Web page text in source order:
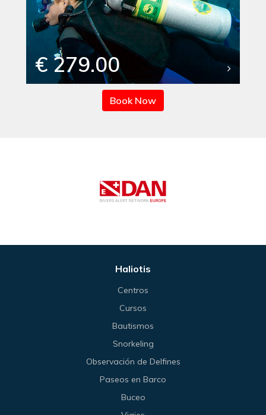
€ 279.00
Book Now
Haliotis
Centros
Cursos
Bautismos
Snorkeling
Observación de Delfines
Paseos en Barco
Buceo